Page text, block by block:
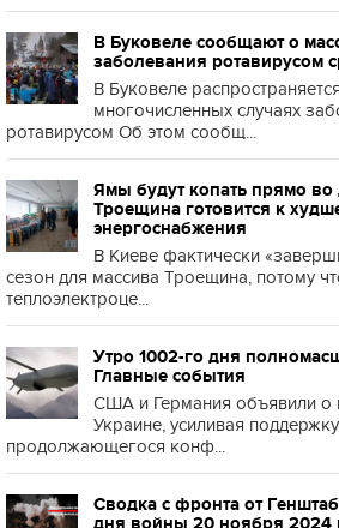
В Буковеле сообщают о
заболевания ротавирусом
В Буковеле
многочисленных случаях
ротавирусом Об этом сообщ...
Ямы будут копать прямо во
Троещина готовится к
энергоснабжения
В Киеве фактически
сезон для массива Троещина, потому
теплоэлектроце...
Утро 1002-го дня
Главные события
США и Германия объявили о
Украине, усиливая
продолжающегося конф...
Сводка с фронта от
дня войны 20 ноября 2024